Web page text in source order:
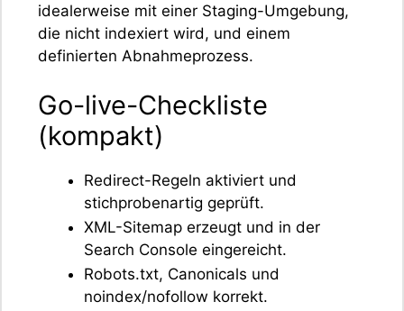
idealerweise mit einer Staging-Umgebung,
die nicht indexiert wird, und einem
definierten Abnahmeprozess.
Go-live-Checkliste
(kompakt)
Redirect-Regeln aktiviert und
stichprobenartig geprüft.
XML-Sitemap erzeugt und in der
Search Console eingereicht.
Robots.txt, Canonicals und
noindex/nofollow korrekt.